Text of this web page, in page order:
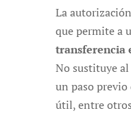
La
que permite a
transferencia
No sustituye
un paso
útil, entre